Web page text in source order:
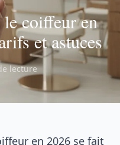
coiffeur en
et astuces
lecture
en 2026 se fait